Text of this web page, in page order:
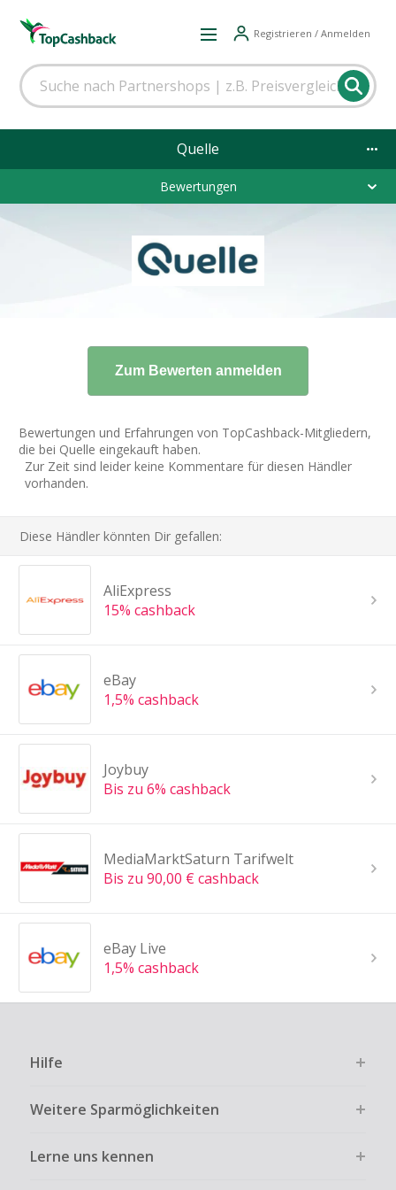
Registrieren / Anmelden
Quelle
Bewertungen
Bewertungen und Erfahrungen von TopCashback-Mitgliedern,
die bei Quelle eingekauft haben.
Zur Zeit sind leider keine Kommentare für diesen Händler
vorhanden.
Diese Händler könnten Dir gefallen:
AliExpress
15% cashback
eBay
1,5% cashback
Joybuy
Bis zu 6% cashback
MediaMarktSaturn Tarifwelt
Bis zu 90,00 € cashback
eBay Live
1,5% cashback
Hilfe
Weitere Sparmöglichkeiten
Lerne uns kennen